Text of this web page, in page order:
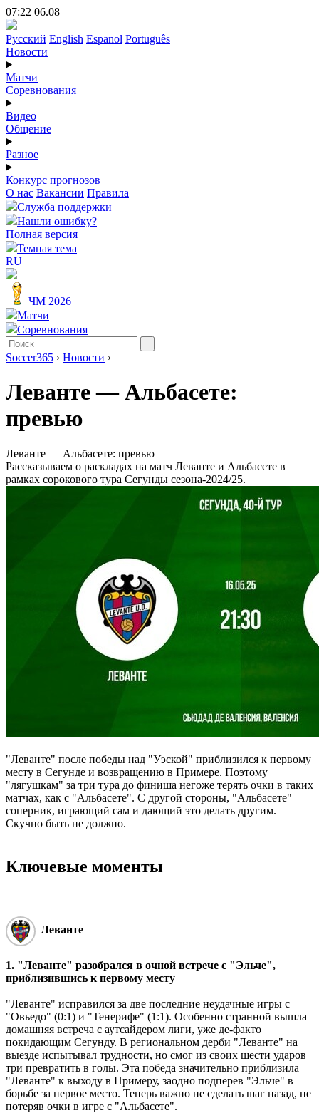
07:22 06.08
Русский English Espanol Português
Новости
Матчи
Соревнования
Видео
Общение
Разное
Конкурс прогнозов
О нас Вакансии Правила
Служба поддержки
Нашли ошибку?
Полная версия
Темная тема
RU
ЧМ 2026
Матчи
Соревнования
Soccer365 › Новости ›
Леванте ― Альбасете:
превью
Леванте ― Альбасете: превью
Рассказываем о раскладах на матч Леванте и Альбасете в
рамках сорокового тура Сегунды сезона-2024/25.
"Леванте" после победы над "Уэской" приблизился к первому
месту в Сегунде и возвращению в Примере. Поэтому
"лягушкам" за три тура до финиша негоже терять очки в таких
матчах, как с "Альбасете". С другой стороны, "Альбасете" ―
соперник, играющий сам и дающий это делать другим.
Скучно быть не должно.
Ключевые моменты
Леванте
1. "Леванте" разобрался в очной встрече с "Эльче",
приблизившись к первому месту
"Леванте" исправился за две последние неудачные игры с
"Овьедо" (0:1) и "Тенерифе" (1:1). Особенно странной вышла
домашняя встреча с аутсайдером лиги, уже де-факто
покидающим Сегунду. В региональном дерби "Леванте" на
выезде испытывал трудности, но смог из своих шести ударов
три превратить в голы. Эта победа значительно приблизила
"Леванте" к выходу в Примеру, заодно подперев "Эльче" в
борьбе за первое место. Теперь важно не сделать шаг назад, не
потеряв очки в игре с "Альбасете".